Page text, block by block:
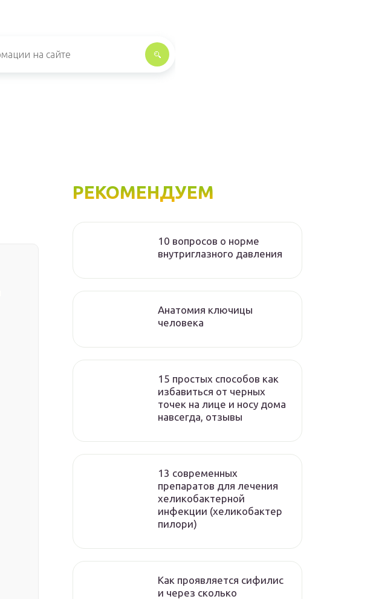
РЕКОМЕНДУЕМ
10 вопросов о норме
внутриглазного давления
Анатомия ключицы
человека
15 простых способов как
избавиться от черных
точек на лице и носу дома
навсегда, отзывы
13 современных
препаратов для лечения
хеликобактерной
инфекции (хеликобактер
пилори)
Как проявляется сифилис
и через сколько